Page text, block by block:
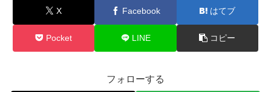
X Facebook はてブ
Pocket LINE コピー
フォローする